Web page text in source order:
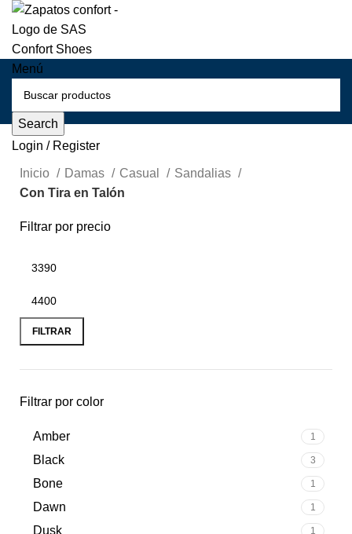
Menú
Search
Login / Register
Inicio Damas Casual
Sandalias
Con Tira en Talón
Filtrar por precio
FILTRAR
Filtrar por color
Amber 1
Black 3
Bone 1
Dawn 1
Dusk 1